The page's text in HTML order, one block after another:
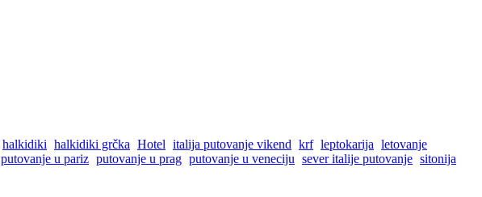
halkidiki halkidiki grčka Hotel italija putovanje vikend krf leptokarija letovanje
putovanje u pariz putovanje u prag putovanje u veneciju sever italije putovanje sitonija